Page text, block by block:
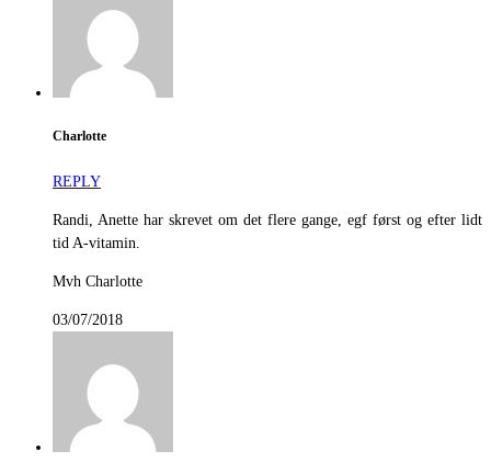
Charlotte
REPLY
Randi, Anette har skrevet om det flere gange, egf først og efter lidt
tid A-vitamin.
Mvh Charlotte
03/07/2018